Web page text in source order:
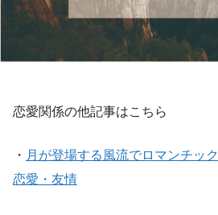
恋愛関係の他記事はこちら
・ 月が登場する風流でロマンチ
恋愛・友情